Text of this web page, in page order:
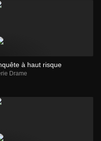
à haut risque
Drame